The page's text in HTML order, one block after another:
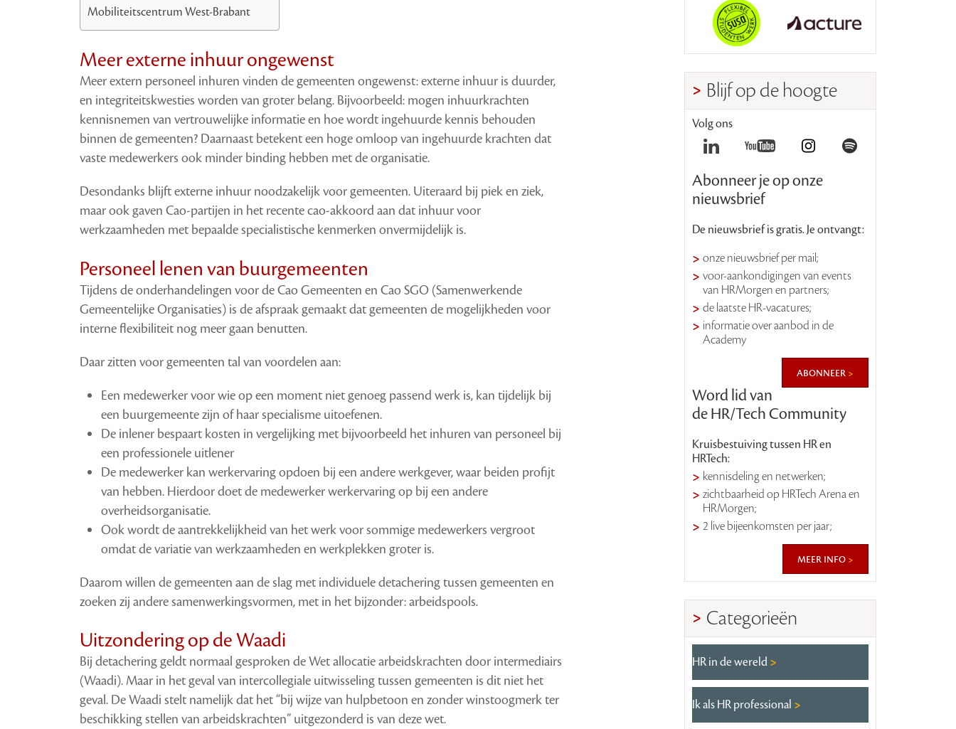
Mobiliteitscentrum West-Brabant
Meer externe inhuur ongewenst
Meer extern personeel inhuren vinden de gemeenten ongewenst: externe inhuur is duurder,
en integriteitskwesties worden van groter belang. Bijvoorbeeld: mogen inhuurkrachten
kennisnemen van vertrouwelijke informatie en hoe wordt ingehuurde kennis behouden
binnen de gemeenten? Daarnaast betekent een hoge omloop van ingehuurde krachten dat
vaste medewerkers ook minder binding hebben met de organisatie.
Desondanks blijft externe inhuur noodzakelijk voor gemeenten. Uiteraard bij piek en ziek,
maar ook gaven Cao-partijen in het recente cao-akkoord aan dat inhuur voor
werkzaamheden met bepaalde specialistische kenmerken onvermijdelijk is.
Personeel lenen van buurgemeenten
Tijdens de onderhandelingen voor de Cao Gemeenten en Cao SGO (Samenwerkende
Gemeentelijke Organisaties) is de afspraak gemaakt dat gemeenten de mogelijkheden voor
interne flexibiliteit nog meer gaan benutten.
Daar zitten voor gemeenten tal van voordelen aan:
Een medewerker voor wie op een moment niet genoeg passend werk is, kan tijdelijk bij
een buurgemeente zijn of haar specialisme uitoefenen.
De inlener bespaart kosten in vergelijking met bijvoorbeeld het inhuren van personeel bij
een professionele uitlener
De medewerker kan werkervaring opdoen bij een andere werkgever, waar beiden profijt
van hebben. Hierdoor doet de medewerker werkervaring op bij een andere
overheidsorganisatie.
Ook wordt de aantrekkelijkheid van het werk voor sommige medewerkers vergroot
omdat de variatie van werkzaamheden en werkplekken groter is.
Daarom willen de gemeenten aan de slag met individuele detachering tussen gemeenten en
zoeken zij andere samenwerkingsvormen, met in het bijzonder: arbeidspools.
Uitzondering op de Waadi
Bij detachering geldt normaal gesproken de Wet allocatie arbeidskrachten door intermediairs
(Waadi). Maar in het geval van intercollegiale uitwisseling tussen gemeenten is dit niet het
geval. De Waadi stelt namelijk dat het “bij wijze van hulpbetoon en zonder winstoogmerk ter
beschikking stellen van arbeidskrachten” uitgezonderd is van deze wet.
Blijf op de hoogte
Volg ons
Abonneer je op onze
nieuwsbrief
De nieuwsbrief is gratis. Je ontvangt:
onze nieuwsbrief per mail;
voor-aankondigingen van events
van HRMorgen en partners;
de laatste HR-vacatures;
informatie over aanbod in de
Academy
abonneer
Word lid van
de HR/Tech Community
Kruisbestuiving tussen HR en
HRTech:
kennisdeling en netwerken;
zichtbaarheid op HRTech Arena en
HRMorgen;
2 live bijeenkomsten per jaar;
meer info
Categorieën
HR in de wereld
Ik als HR professional